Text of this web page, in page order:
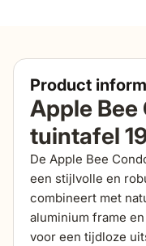
Product
Apple
tuintafel
De Apple Bee
een stijlvolle en
combineert met
aluminium frame
voor een tijdloze